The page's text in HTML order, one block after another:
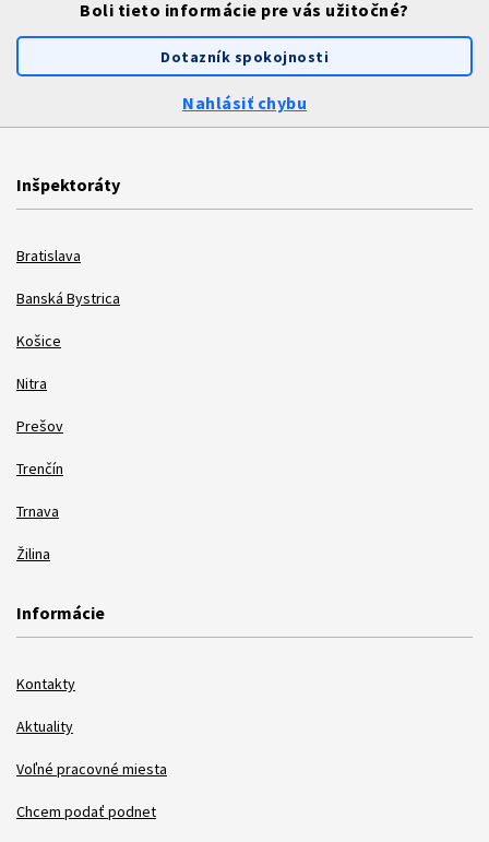
Boli tieto informácie pre vás užitočné?
Dotazník spokojnosti
Nahlásiť chybu
Inšpektoráty
Bratislava
Banská Bystrica
Košice
Nitra
Prešov
Trenčín
Trnava
Žilina
Informácie
Kontakty
Aktuality
Voľné pracovné miesta
Chcem podať podnet